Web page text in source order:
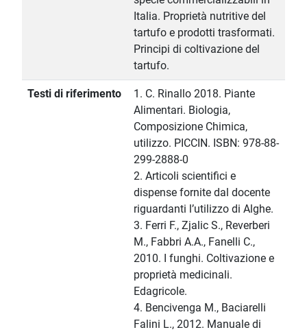
Italia. Proprietà nutritive del
tartufo e prodotti trasformati.
Principi di coltivazione del
tartufo.
Testi di riferimento
1. C. Rinallo 2018. Piante
Alimentari. Biologia,
Composizione Chimica,
utilizzo. PICCIN. ISBN: 978-88-
299-2888-0
2. Articoli scientifici e
dispense fornite dal docente
riguardanti l’utilizzo di Alghe.
3. Ferri F., Zjalic S., Reverberi
M., Fabbri A.A., Fanelli C.,
2010. I funghi. Coltivazione e
proprietà medicinali.
Edagricole.
4. Bencivenga M., Baciarelli
Falini L., 2012. Manuale di